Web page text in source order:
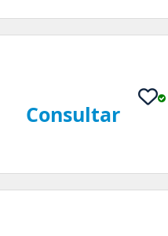
Consultar